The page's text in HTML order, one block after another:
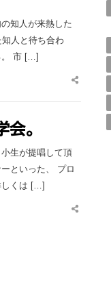
知人が来熱した
人と待ち合わ
。 市 […]
Share
。
生が提唱して頂
といった、 プロ
しくは […]
Share